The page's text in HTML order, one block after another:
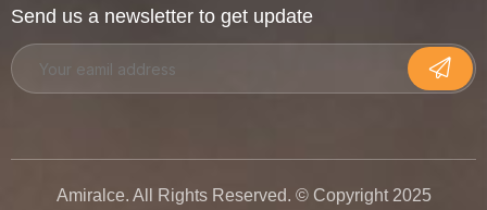
Send us a newsletter to get update
Amiralce. All Rights Reserved. © Copyright 2025